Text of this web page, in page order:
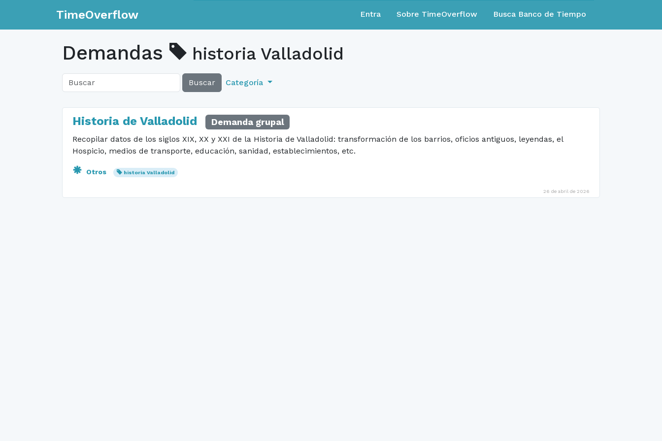
TimeOverflow Entra Sobre TimeOverflow Busca Banco de Tiempo
Demandas historia Valladolid
Buscar Categoría
Historia de Valladolid Demanda grupal
Recopilar datos de los siglos XIX, XX y XXI de la Historia de Valladolid: transformación de los barrios, oficios antiguos, leyendas, el
Hospicio, medios de transporte, educación, sanidad, establecimientos, etc.
Otros historia Valladolid
26 de abril de 2026